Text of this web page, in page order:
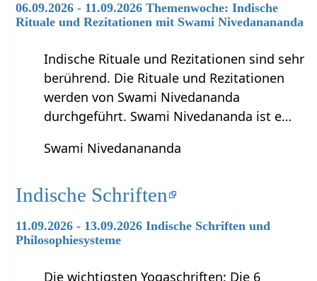
06.09.2026 - 11.09.2026 Themenwoche: Indische
Rituale und Rezitationen mit Swami Nivedanananda
Indische Rituale und Rezitationen sind sehr
berührend. Die Rituale und Rezitationen
werden von Swami Nivedananda
durchgeführt. Swami Nivedananda ist e…
Swami Nivedanananda
Indische Schriften
11.09.2026 - 13.09.2026 Indische Schriften und
Philosophiesysteme
Die wichtigsten Yogaschriften: Die 6